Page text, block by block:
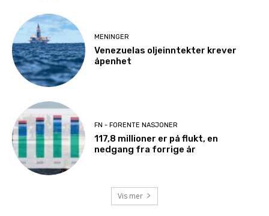
MENINGER
Venezuelas oljeinntekter krever
åpenhet
FN - FORENTE NASJONER
117,8 millioner er på flukt, en
nedgang fra forrige år
Vis mer